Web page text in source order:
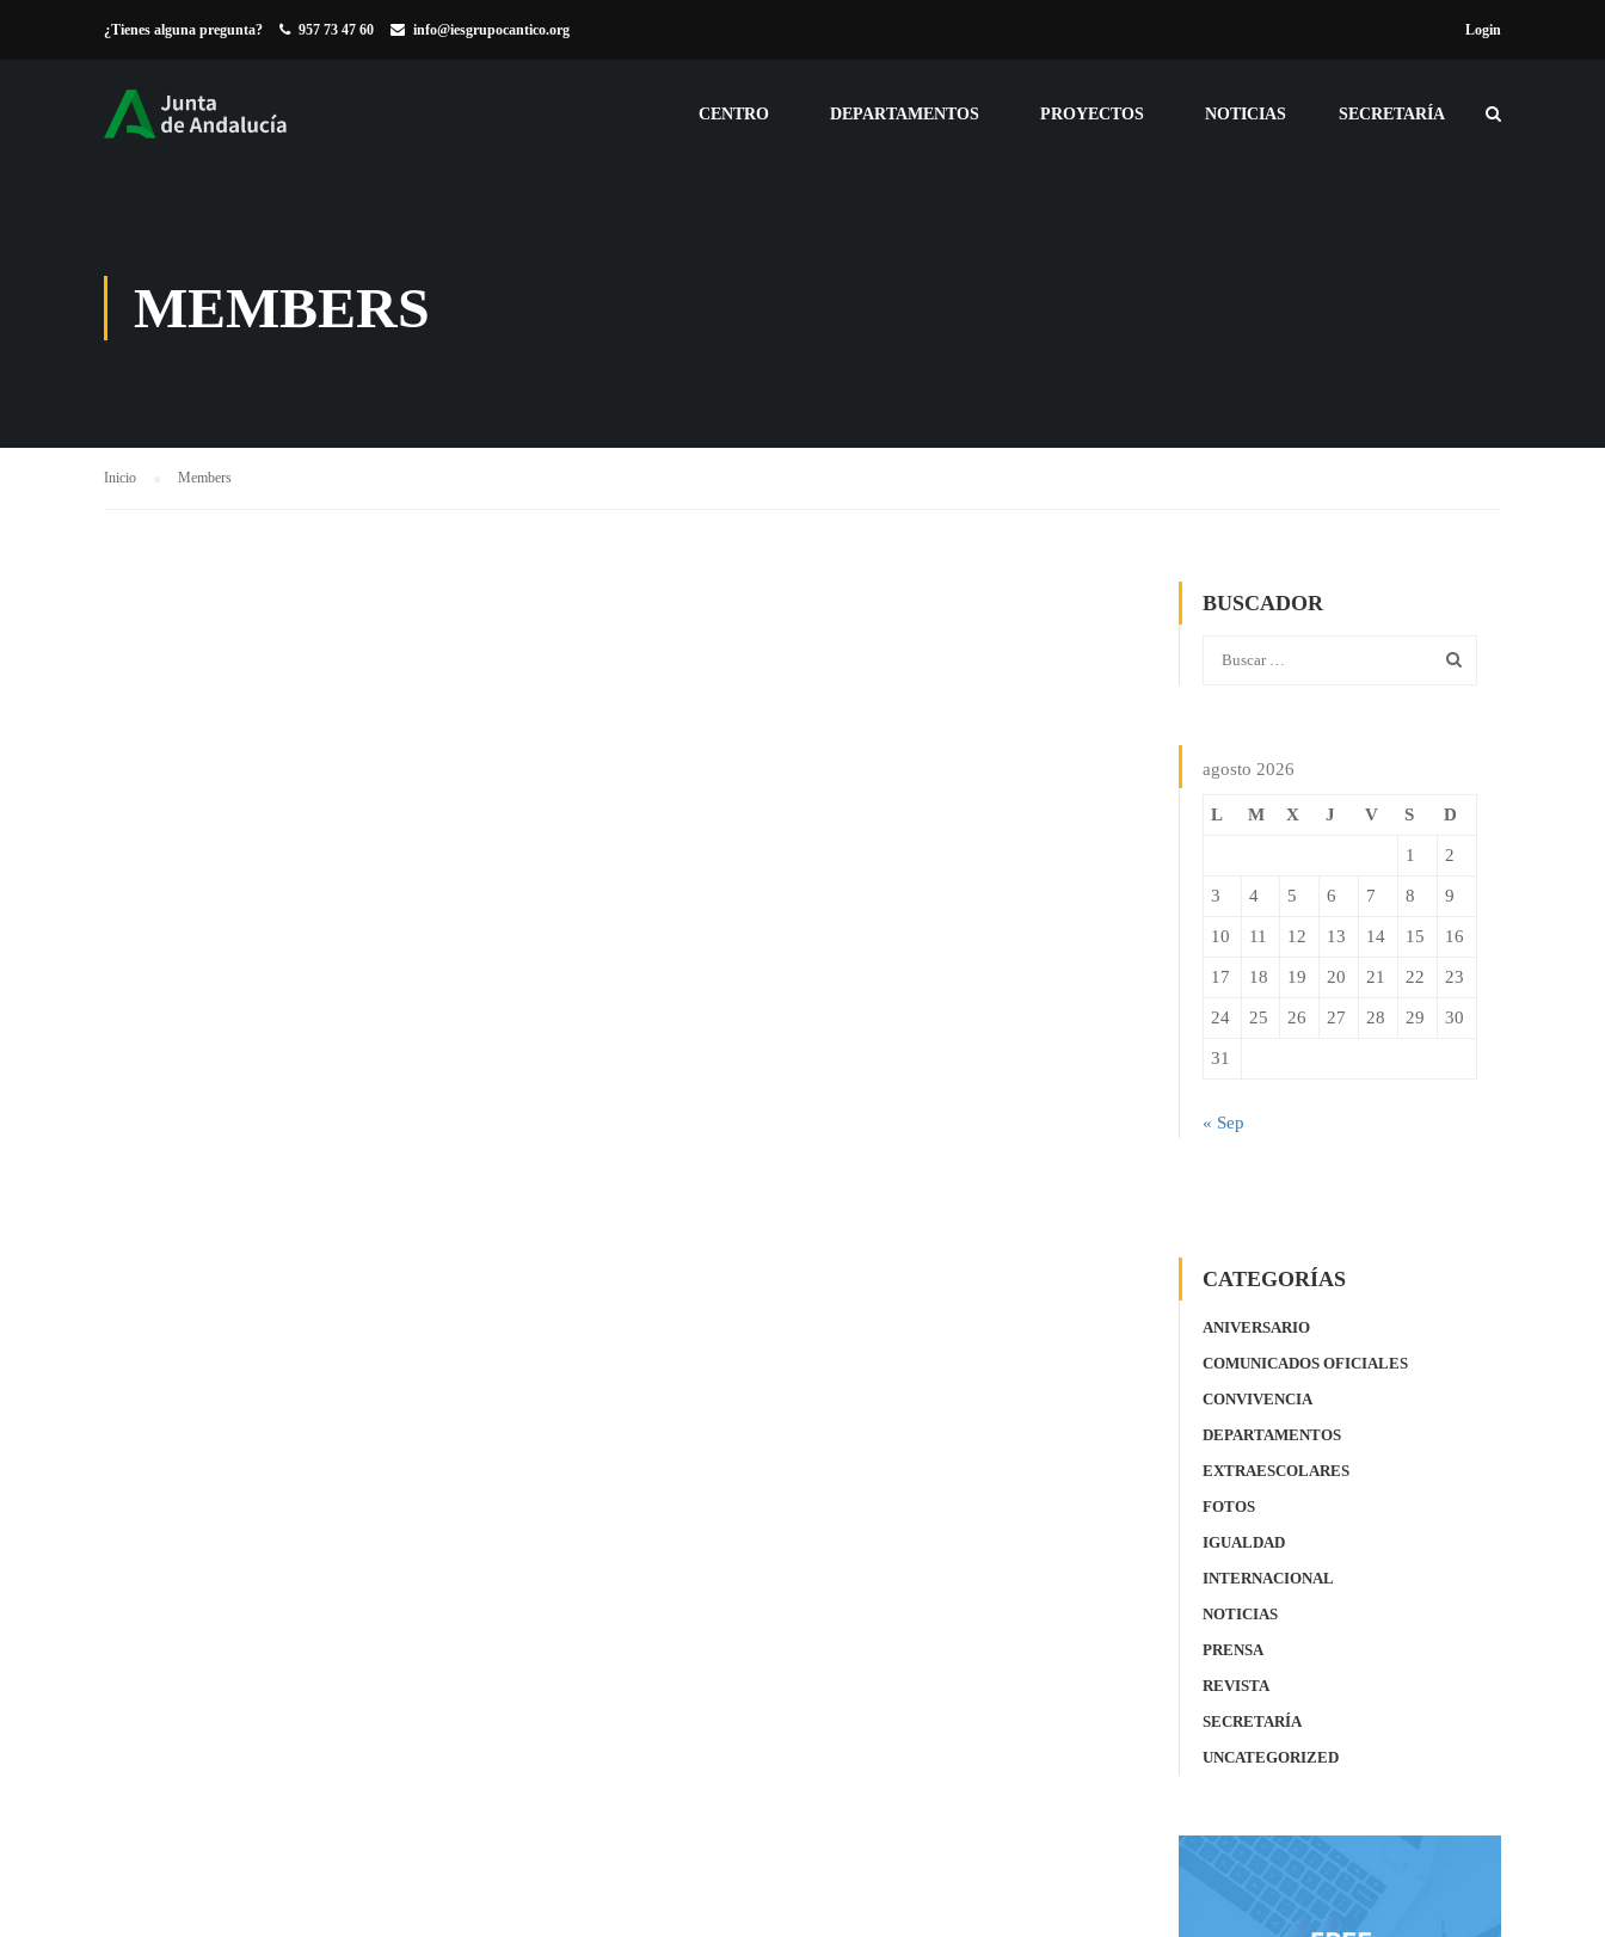
¿Tienes alguna pregunta? 957 73 47 60 info@iesgrupocantico.org Login
CENTRO DEPARTAMENTOS PROYECTOS NOTICIAS SECRETARÍA
MEMBERS
Inicio Members
BUSCADOR
agosto 2026
L M X J V S D
1 2
3 4 5 6 7 8 9
10 11 12 13 14 15 16
17 18 19 20 21 22 23
24 25 26 27 28 29 30
31
« Sep
CATEGORÍAS
ANIVERSARIO
COMUNICADOS OFICIALES
CONVIVENCIA
DEPARTAMENTOS
EXTRAESCOLARES
FOTOS
IGUALDAD
INTERNACIONAL
NOTICIAS
PRENSA
REVISTA
SECRETARÍA
UNCATEGORIZED